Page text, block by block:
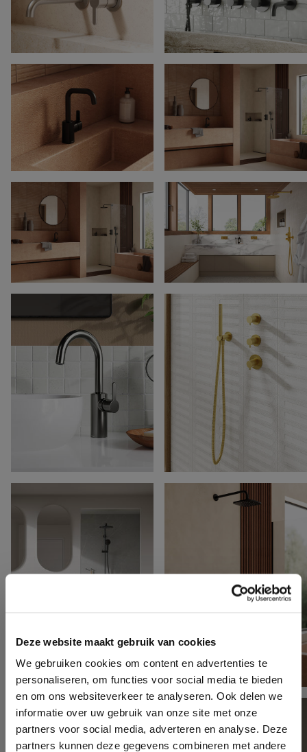
Deze website maakt gebruik van cookies
We gebruiken cookies om content en advertenties te
personaliseren, om functies voor social media te bieden
en om ons websiteverkeer te analyseren. Ook delen we
informatie over uw gebruik van onze site met onze
partners voor social media, adverteren en analyse. Deze
partners kunnen deze gegevens combineren met andere